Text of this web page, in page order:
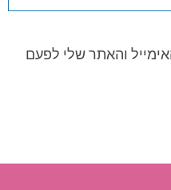
והאתר שלי לפעם